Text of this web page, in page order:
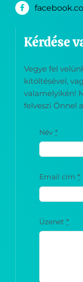
Kérdése
Vegye fel
kitöltésével,
valamelyikén!
felveszi Önnel
Név*
Email cím*
Üzenet*